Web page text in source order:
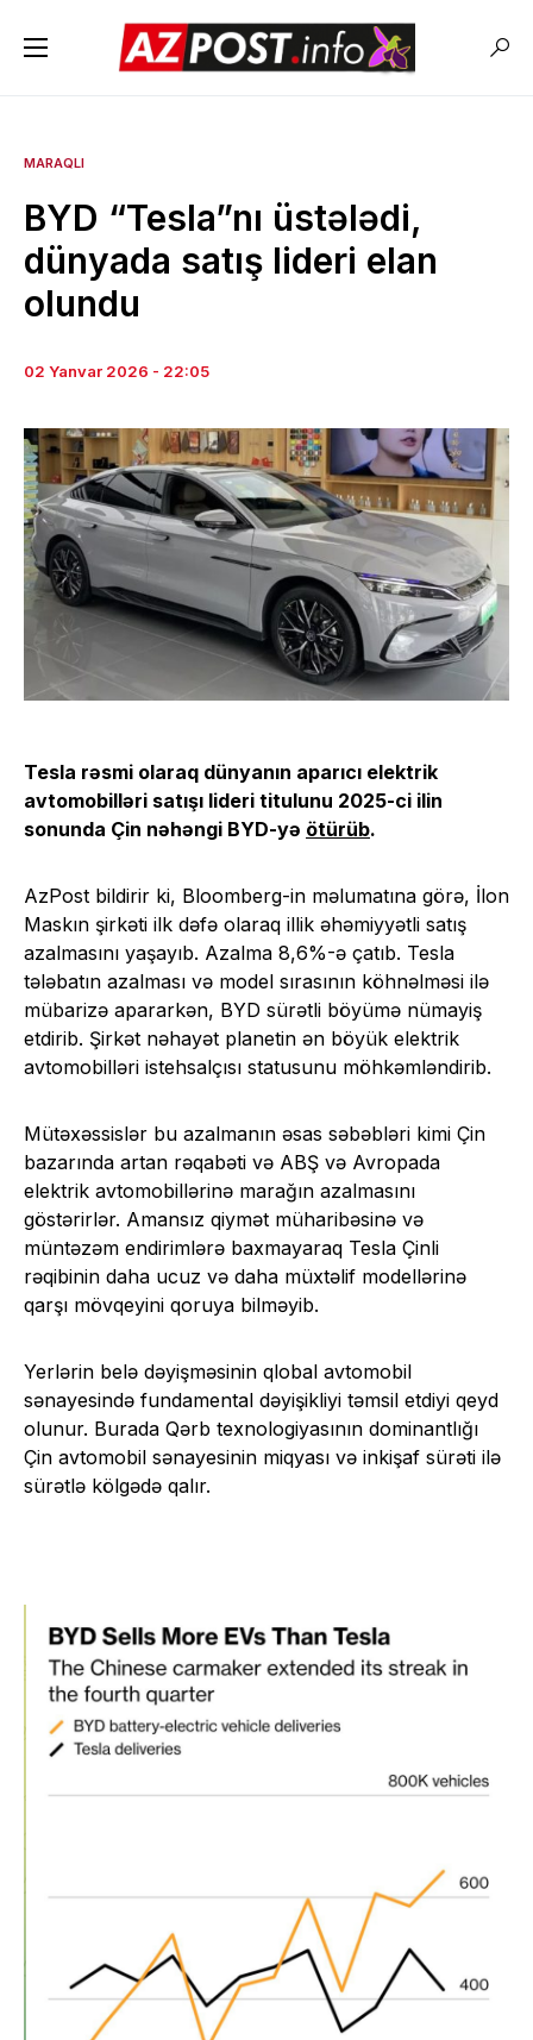
MARAQLI
BYD “Tesla”nı üstələdi,
dünyada satış lideri elan
olundu
02 Yanvar 2026 - 22:05
Tesla rəsmi olaraq dünyanın aparıcı elektrik
avtomobilləri satışı lideri titulunu 2025-ci ilin
sonunda Çin nəhəngi BYD-yə ötürüb.
AzPost bildirir ki, Bloomberg-in məlumatına görə, İlon
Maskın şirkəti ilk dəfə olaraq illik əhəmiyyətli satış
azalmasını yaşayıb. Azalma 8,6%-ə çatıb. Tesla
tələbatın azalması və model sırasının köhnəlməsi ilə
mübarizə apararkən, BYD sürətli böyümə nümayiş
etdirib. Şirkət nəhayət planetin ən böyük elektrik
avtomobilləri istehsalçısı statusunu möhkəmləndirib.
Mütəxəssislər bu azalmanın əsas səbəbləri kimi Çin
bazarında artan rəqabəti və ABŞ və Avropada
elektrik avtomobillərinə marağın azalmasını
göstərirlər. Amansız qiymət müharibəsinə və
müntəzəm endirimlərə baxmayaraq Tesla Çinli
rəqibinin daha ucuz və daha müxtəlif modellərinə
qarşı mövqeyini qoruya bilməyib.
Yerlərin belə dəyişməsinin qlobal avtomobil
sənayesində fundamental dəyişikliyi təmsil etdiyi qeyd
olunur. Burada Qərb texnologiyasının dominantlığı
Çin avtomobil sənayesinin miqyası və inkişaf sürəti ilə
sürətlə kölgədə qalır.